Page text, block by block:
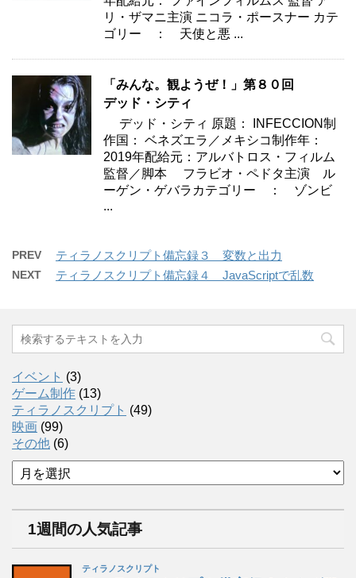
リ・ザマニ主演 ニコラ・ポースナー カテ
ゴリー ： 天使と悪 ...
「みんな。観ようぜ！」第８０回
デッド・シティ
デッド・シティ 原題： INFECCION制
作国： ベネズエラ／メキシコ制作年：
2019年配給元：アルバトロス・フィルム
監督／脚本 フラビオ・ペドタ主演 ル
ーゲン・ゲバラカテゴリー ： ゾンビ
...
PREV ティラノスクリプト備忘録３ 変数と出力
NEXT ティラノスクリプト備忘録４ JavaScriptで乱数
イベント (3)
ゲーム制作 (13)
ティラノスクリプト (49)
映画 (99)
その他 (6)
ア
ー
1週間の人気記事